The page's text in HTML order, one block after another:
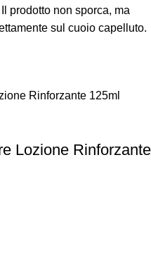
prodotto non sporca, ma
sul cuoio capelluto.
Lozione Rinforzante